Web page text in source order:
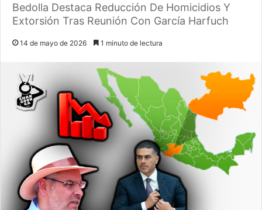
Bedolla Destaca Reducción De Homicidios Y
Extorsión Tras Reunión Con García Harfuch
14 de mayo de 2026 1 minuto de lectura